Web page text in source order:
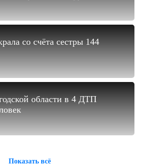
со счёта сестры 144
области в 4 ДТП
Показать всё